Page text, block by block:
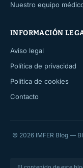
Nuestro equipo
INFORMACIÓN
Aviso legal
Política de privacidad
Política de cookies
Contacto
© 2026 IMFER Blog —